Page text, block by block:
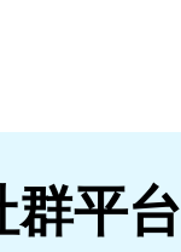
群平台